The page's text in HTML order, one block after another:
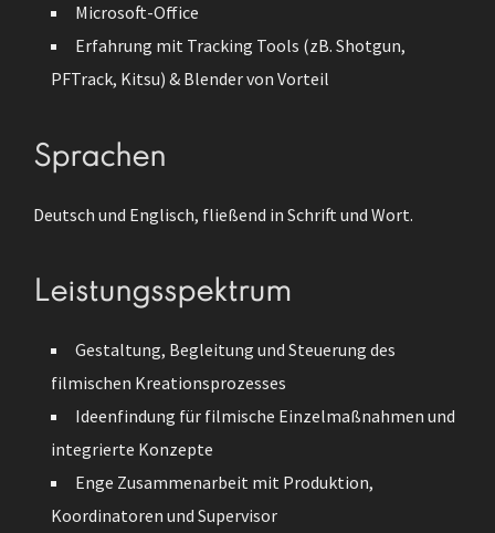
Microsoft-Office
Erfahrung mit Tracking Tools (zB. Shotgun,
PFTrack, Kitsu) & Blender von Vorteil
Sprachen
Deutsch und Englisch, fließend in Schrift und Wort.
Leistungsspektrum
Gestaltung, Begleitung und Steuerung des
filmischen Kreationsprozesses
Ideenfindung für filmische Einzelmaßnahmen und
integrierte Konzepte
Enge Zusammenarbeit mit Produktion,
Koordinatoren und Supervisor